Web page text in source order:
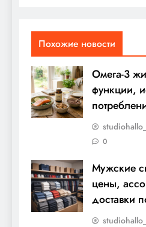
Похожие новости
Омега-3
функции,
studiohallo_
0
Мужские
цены,
доставки
studiohallo_